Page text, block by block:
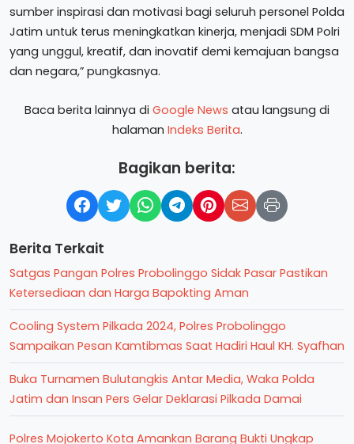
sumber inspirasi dan motivasi bagi seluruh personel Polda
Jatim untuk terus meningkatkan kinerja, menjadi SDM Polri
yang unggul, kreatif, dan inovatif demi kemajuan bangsa
dan negara,” pungkasnya.
Baca berita lainnya di Google News atau langsung di
halaman Indeks Berita.
Bagikan berita:
Berita Terkait
Satgas Pangan Polres Probolinggo Sidak Pasar Pastikan
Ketersediaan dan Harga Bapokting Aman
Cooling System Pilkada 2024, Polres Probolinggo
Sampaikan Pesan Kamtibmas Saat Hadiri Haul KH. Syafhan
Buka Turnamen Bulutangkis Antar Media, Waka Polda
Jatim dan Insan Pers Gelar Deklarasi Pilkada Damai
Polres Mojokerto Kota Amankan Barang Bukti Ungkap